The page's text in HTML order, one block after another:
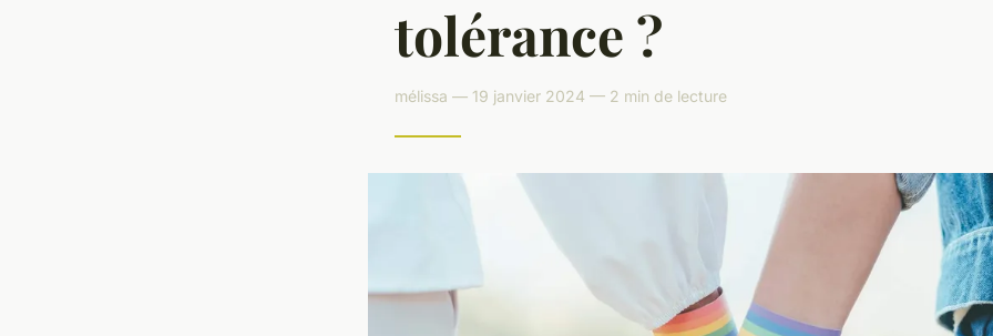
tolérance ?
mélissa — 19 janvier 2024 — 2 min de lecture